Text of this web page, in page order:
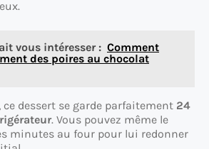
vous intéresser : Comment
des poires au chocolat
dessert se garde parfaitement 24
. Vous pouvez même le
minutes au four pour lui redonner